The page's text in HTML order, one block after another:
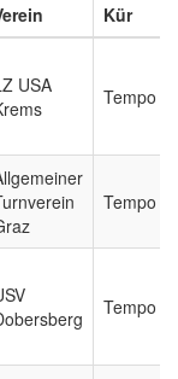
Kür
USA
Tempo
Tempo
Tempo